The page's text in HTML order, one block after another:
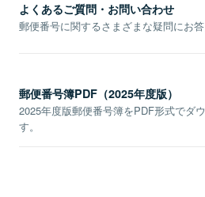
よくあるご質問・お問い合わせ
郵便番号に関するさまざまな疑問にお答
郵便番号簿PDF（2025年度版）
2025年度版郵便番号簿をPDF形式でダ
す。